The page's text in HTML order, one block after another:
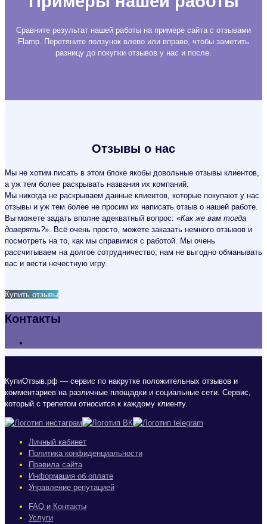
Сравните результат нашей работы на примере сайта с отзывами
Flamp. Перетяните ползунок влево или вправо, чтобы заметить
разницу до покупки отзывов у нас и после.
Отзывы о нас
Мы не хотим писать в этом блоке якобы довольные отзывы клиентов,
а уж тем более раскрывать названия их компаний.
Мы никогда не раскрываем данные клиентов, которые покупают у нас
отзывы и уж тем более не просим их написать отзыв о нашей работе.
Вы можете задать вполне адекватный вопрос: «Как же вам тогда
доверять?». Всё очень просто, можете заказать немного отзывов и
посмотреть на то, как мы справимся с работой. Мы очень
рассчитываем на долгое сотрудничество, нам не выгодно обманывать
вас и вести нечестную игру.
Купить отзывы
Контакты
КупиОтзыв.рф — сервис по накрутке положительных отзывов и
комментариев на различные площадки и социальные сети. Сервис,
который с трепетом относится к каждому клиенту.
Личный кабинет
Политика конфиденциальности
Правила сайта
Информация об оплате
Управление репутацией
FAQ и Контакты
Услуги